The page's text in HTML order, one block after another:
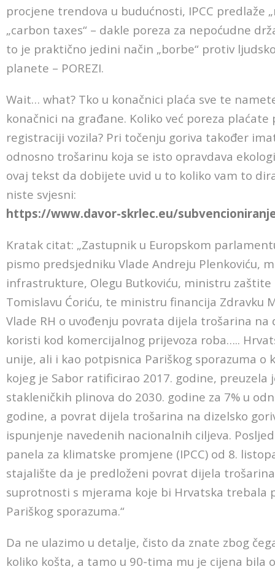
procjene trendova u budućnosti, IPCC predlaže
„carbon taxes“ – dakle poreza za nepoćudne
to je praktično jedini način „borbe“ protiv
planete – POREZI.
Wait… what? Tko u konačnici plaća sve te
konačnici na građane. Koliko već poreza
registraciji vozila? Pri točenju goriva također
odnosno trošarinu koja se isto opravdava
ovaj tekst da dobijete uvid u to koliko vam to
niste svjesni:
https://www.davor-skrlec.eu/
Kratak citat: „Zastupnik u Europskom
pismo predsjedniku Vlade Andreju Plenkoviću,
infrastrukture, Olegu Butkoviću, ministru
Tomislavu Ćoriću, te ministru financija Zdravku
Vlade RH o uvođenju povrata dijela trošarina na
koristi kod komercijalnog prijevoza roba…..
unije, ali i kao potpisnica Pariškog sporazuma
kojeg je Sabor ratificirao 2017. godine, preuzela
stakleničkih plinova do 2030. godine za 7% u
godine, a povrat dijela trošarina na dizelsko
ispunjenje navedenih nacionalnih ciljeva.
panela za klimatske promjene (IPCC) od 8.
stajalište da je predloženi povrat dijela
suprotnosti s mjerama koje bi Hrvatska trebala
Pariškog sporazuma.“
Da ne ulazimo u detalje, čisto da znate zbog
koliko košta, a tamo u 90-tima mu je cijena bila